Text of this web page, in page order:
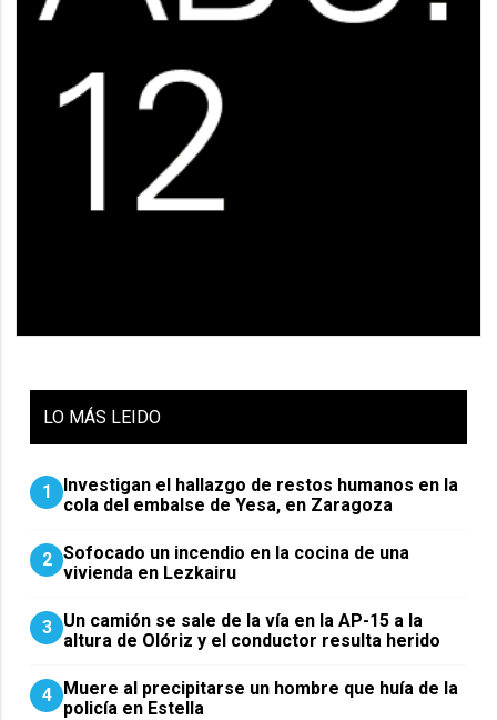
LO MÁS LEIDO
1
Investigan el hallazgo de restos humanos en la
cola del embalse de Yesa, en Zaragoza
2 Sofocado un incendio en la cocina de una
vivienda en Lezkairu
3 Un camión se sale de la vía en la AP-15 a la
altura de Olóriz y el conductor resulta herido
4 Muere al precipitarse un hombre que huía de la
policía en Estella